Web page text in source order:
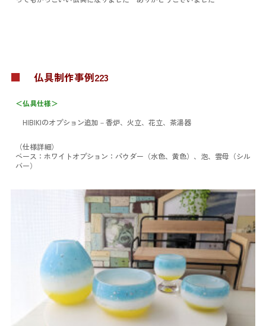
■ 仏具制作事例223
＜仏具仕様＞
HIBIKIのオプション追加 －香炉、火立、花立、茶湯器
（仕様詳細）
ベース：ホワイトオプション：パウダー（水色、黄色）、泡、雲母（シル
バー）